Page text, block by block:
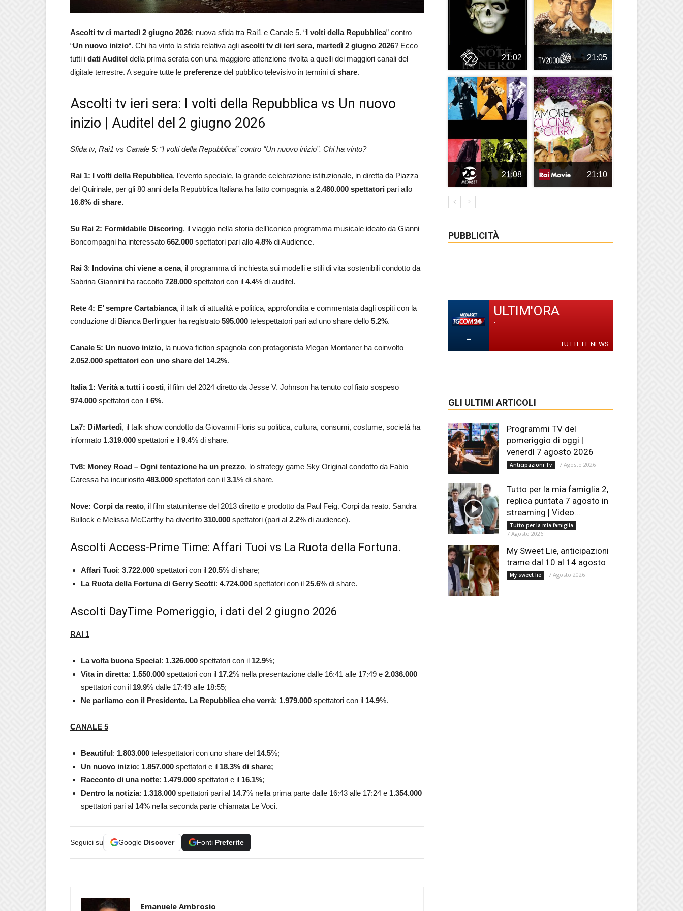
Ascolti tvdi martedì 2 giugno 2026: nuova sfida tra Rai1 e Canale 5. “I volti della Repubblica” contro
“Un nuovo inizio“. Chi ha vinto la sfida relativa agli ascolti tv di ieri sera, martedì 2 giugno 2026? Ecco
tutti i dati Auditel della prima serata con una maggiore attenzione rivolta a quelli dei maggiori canali del
digitale terrestre. A seguire tutte le preferenze del pubblico televisivo in termini di share.
Ascolti tv ieri sera: I volti della Repubblica vs Un nuovo
inizio | Auditel del 2 giugno 2026
Sfida tv, Rai1 vs Canale 5: “I volti della Repubblica”contro “Un nuovo inizio”. Chi ha vinto?
Rai 1: I volti della Repubblica, l’evento speciale, la grande celebrazione istituzionale, in diretta da Piazza
del Quirinale, per gli 80 anni della Repubblica Italiana ha fatto compagnia a 2.480.000 spettatori pari allo
16.8% di share.
Su Rai 2: Formidabile Discoring, il viaggio nella storia dell’iconico programma musicale ideato da Gianni
Boncompagni ha interessato 662.000 spettatori pari allo 4.8% di Audience.
Rai 3: Indovina chi viene a cena, il programma di inchiesta sui modelli e stili di vita sostenibili condotto da
Sabrina Giannini ha raccolto 728.000 spettatori con il 4.4% di auditel.
Rete 4: E’ sempre Cartabianca, il talk di attualità e politica, approfondita e commentata dagli ospiti con la
conduzione di Bianca Berlinguer ha registrato 595.000 telespettatori pari ad uno share dello 5.2%.
Canale 5: Un nuovo inizio, la nuova fiction spagnola con protagonista Megan Montaner ha coinvolto
2.052.000 spettatori con uno share del 14.2%.
Italia 1: Verità a tutti i costi, il film del 2024 diretto da Jesse V. Johnson ha tenuto col fiato sospeso
974.000 spettatori con il 6%.
La7: DiMartedì, il talk show condotto da Giovanni Floris su politica, cultura, consumi, costume, società ha
informato 1.319.000 spettatori e il 9.4% di share.
Tv8: Money Road – Ogni tentazione ha un prezzo, lo strategy game Sky Original condotto da Fabio
Caressa ha incuriosito 483.000 spettatori con il 3.1% di share.
Nove: Corpi da reato, il film statunitense del 2013 diretto e prodotto da Paul Feig. Corpi da reato. Sandra
Bullock e Melissa McCarthy ha divertito 310.000 spettatori (pari al 2.2% di audience).
Ascolti Access-Prime Time: Affari Tuoi vs La Ruota della Fortuna.
Affari Tuoi: 3.722.000 spettatori con il 20.5% di share;
La Ruota della Fortuna di Gerry Scotti: 4.724.000 spettatori con il 25.6% di share.
Ascolti DayTime Pomeriggio, i dati del 2 giugno 2026
RAI 1
La volta buona Special: 1.326.000 spettatori con il 12.9%;
Vita in diretta: 1.550.000 spettatori con il 17.2% nella presentazione dalle 16:41 alle 17:49 e 2.036.000
spettatori con il 19.9% dalle 17:49 alle 18:55;
Ne parliamo con il Presidente. La Repubblica che verrà: 1.979.000 spettatori con il 14.9%.
CANALE 5
Beautiful: 1.803.000 telespettatori con uno share del 14.5%;
Un nuovo inizio: 1.857.000 spettatori e il 18.3% di share;
Racconto di una notte: 1.479.000 spettatori e il 16.1%;
Dentro la notizia: 1.318.000 spettatori pari al 14.7% nella prima parte dalle 16:43 alle 17:24 e 1.354.000
spettatori pari al 14% nella seconda parte chiamata Le Voci.
Seguici su Google Discover Fonti Preferite
Emanuele Ambrosio
21:02 21:05
21:08 21:10
PUBBLICITÀ
-
ULTIM'ORA
-
TUTTE LE NEWS
GLI ULTIMI ARTICOLI
Programmi TV del
pomeriggio di oggi |
venerdì 7 agosto 2026
Anticipazioni Tv 7 Agosto 2026
Tutto per la mia famiglia 2,
replica puntata 7 agosto in
streaming | Video...
Tutto per la mia famiglia
7 Agosto 2026
My Sweet Lie, anticipazioni
trame dal 10 al 14 agosto
My sweet lie 7 Agosto 2026